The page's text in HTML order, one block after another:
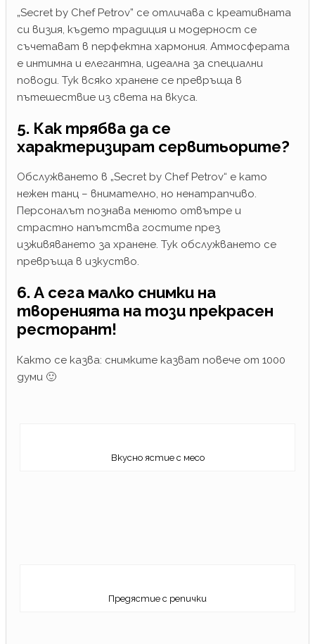
„Secret by Chef Petrov” се отличава с креативната
си визия, където традиция и модерност се
съчетават в перфектна хармония. Атмосферата
е интимна и елегантна, идеална за специални
поводи. Тук всяко хранене се превръща в
пътешествие из света на вкуса.
5. Как трябва да се
характеризират сервитьорите?
Обслужването в „Secret by Chef Petrov“ е като
нежен танц – внимателно, но ненатрапчиво.
Персоналът познава менюто отвътре и
страстно напътства гостите през
изживяването за хранене. Тук обслужването се
превръща в изкуство.
6. А сега малко снимки на
творенията на този прекрасен
ресторант!
Както се казва: снимките казват повече от 1000
думи 🙂
Вкусно ястие с месо
Предястие с репички